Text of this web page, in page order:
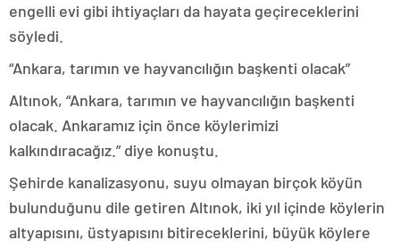
engelli evi gibi ihtiyaçları da hayata geçireceklerini
söyledi.
“Ankara, tarımın ve hayvancılığın başkenti olacak”
Altınok, “Ankara, tarımın ve hayvancılığın başkenti
olacak. Ankaramız için önce köylerimizi
kalkındıracağız.” diye konuştu.
Şehirde kanalizasyonu, suyu olmayan birçok köyün
bulunduğunu dile getiren Altınok, iki yıl içinde köylerin
altyapısını, üstyapısını bitireceklerini, büyük köylere